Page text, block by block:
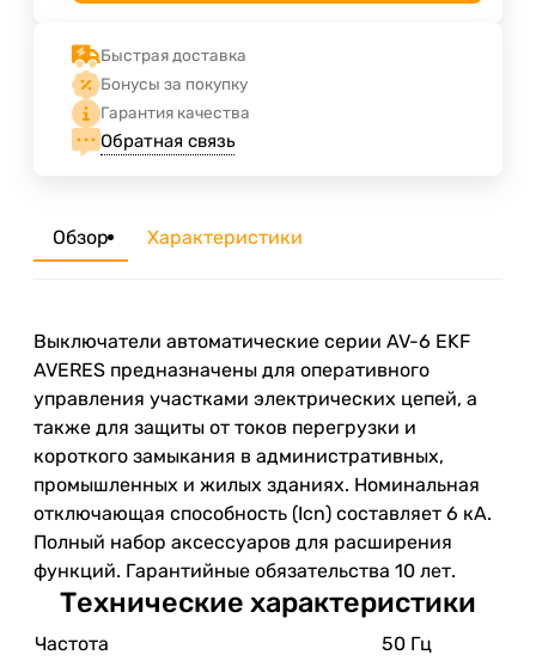
Быстрая доставка
Бонусы за покупку
Гарантия качества
Обратная связь
Обзор Характеристики
Выключатели автоматические серии AV-6 EKF
AVERES предназначены для оперативного
управления участками электрических цепей, а
также для защиты от токов перегрузки и
короткого замыкания в административных,
промышленных и жилых зданиях. Номинальная
отключающая способность (Icn) составляет 6 кА.
Полный набор аксессуаров для расширения
функций. Гарантийные обязательства 10 лет.
Технические характеристики
Частота
50 Гц